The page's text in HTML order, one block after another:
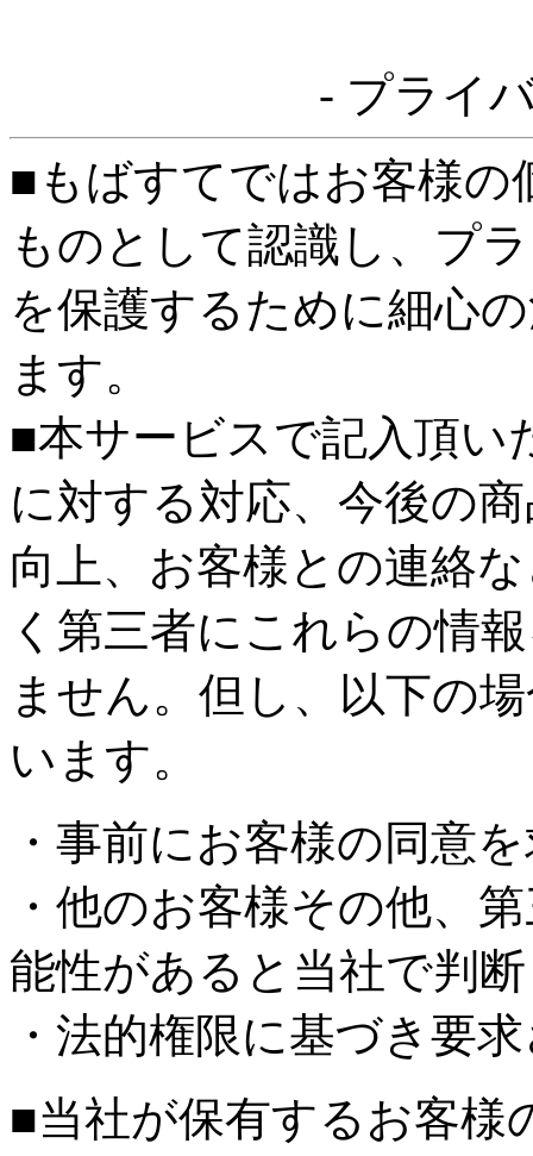
- プライ
■もばすてではお客様の
ものとして認識し、プ
を保護するために細心
ます。
■本サービスで記入頂い
に対する対応、今後の
向上、お客様との連絡
く第三者にこれらの情
ません。但し、以下の
います。
・事前にお客様の同意
・他のお客様その他、
能性があると当社で判
・法的権限に基づき要
■当社が保有するお客様